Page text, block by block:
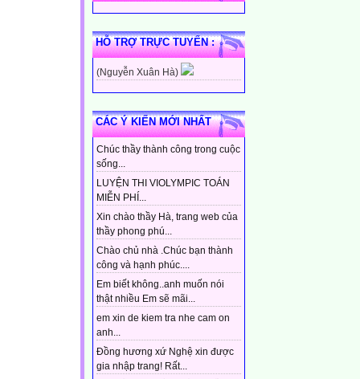
HỖ TRỢ TRỰC TUYẾN :
(Nguyễn Xuân Hà)
CÁC Ý KIẾN MỚI NHẤT
Chúc thầy thành công trong cuộc
sống...
LUYỆN THI VIOLYMPIC TOÁN
MIỄN PHÍ...
Xin chào thầy Hà, trang web của
thầy phong phú...
Chào chủ nhà .Chúc bạn thành
công và hạnh phúc....
Em biết không..anh muốn nói
thật nhiều Em sẽ mãi...
em xin de kiem tra nhe cam on
anh...
Đồng hương xứ Nghệ xin được
gia nhập trang! Rất...